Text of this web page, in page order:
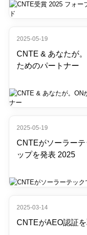
2025-05-19
CNTE & あなたが
ためのパートナー
2025-05-19
CNTEがソーラー
ップを発表 2025
2025-03-14
CNTEがAEO認証